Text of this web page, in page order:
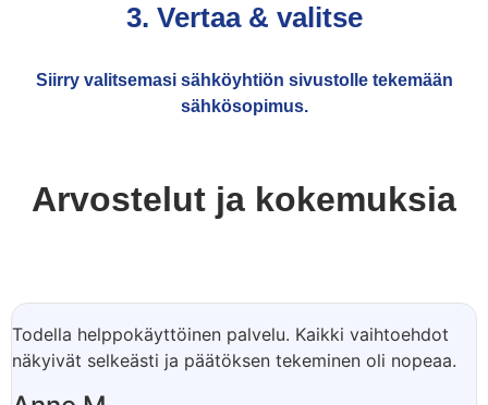
3. Vertaa & valitse
Siirry valitsemasi sähköyhtiön sivustolle tekemään
sähkösopimus.
Arvostelut ja kokemuksia
Todella helppokäyttöinen palvelu. Kaikki vaihtoehdot
näkyivät selkeästi ja päätöksen tekeminen oli nopeaa.